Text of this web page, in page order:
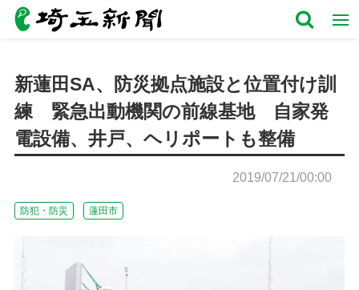
新蓮田SA、防災拠点施設と位置付け訓
練 緊急出動機関の前線基地 自家発
電設備、井戸、ヘリポートも整備
2019/07/21/00:00
防犯・防災 蓮田市